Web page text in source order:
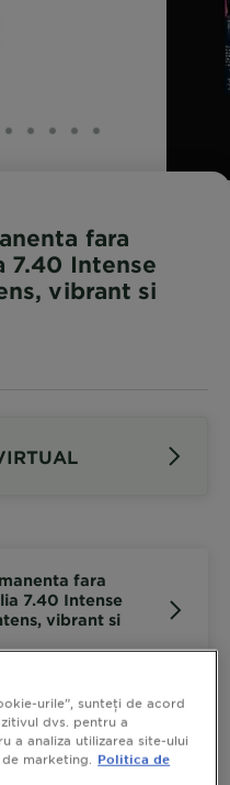
5 6
SLIDE 7
SLIDE 8
SLIDE 9
SLIDE 10
SLIDE 11
fara
7.40 Intense
vibrant si
fara
7.40 Intense
vibrant si
oferă o culoare
fără amoniac, cu
Formula conține 60%
o acoperire completă a
urile”, sunteți de acord
dvs. pentru a
a analiza utilizarea site-ului
marketing.
Politica de